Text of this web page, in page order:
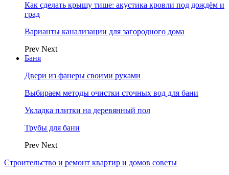
Как сделать крышу тише: акустика кровли под дождём и
град
Варианты канализации для загородного дома
Prev Next
Баня
Двери из фанеры своими руками
Выбираем методы очистки сточных вод для бани
Укладка плитки на деревянный пол
Трубы для бани
Prev Next
Строительство и ремонт квартир и домов советы